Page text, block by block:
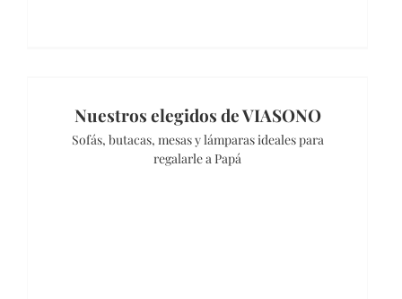
Nuestros elegidos de VIASONO
Sofás, butacas, mesas y lámparas ideales para
regalarle a Papá